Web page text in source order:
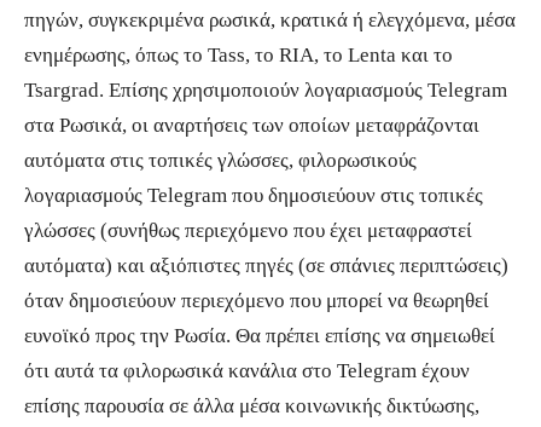
πηγών, συγκεκριμένα ρωσικά, κρατικά ή ελεγχόμενα, μέσα
ενημέρωσης, όπως το Tass, το RIA, το Lenta και το
Tsargrad. Επίσης χρησιμοποιούν λογαριασμούς Telegram
στα Ρωσικά, οι αναρτήσεις των οποίων μεταφράζονται
αυτόματα στις τοπικές γλώσσες, φιλορωσικούς
λογαριασμούς Telegram που δημοσιεύουν στις τοπικές
γλώσσες (συνήθως περιεχόμενο που έχει μεταφραστεί
αυτόματα) και αξιόπιστες πηγές (σε σπάνιες περιπτώσεις)
όταν δημοσιεύουν περιεχόμενο που μπορεί να θεωρηθεί
ευνοϊκό προς την Ρωσία. Θα πρέπει επίσης να σημειωθεί
ότι αυτά τα φιλορωσικά κανάλια στο Telegram έχουν
επίσης παρουσία σε άλλα μέσα κοινωνικής δικτύωσης,